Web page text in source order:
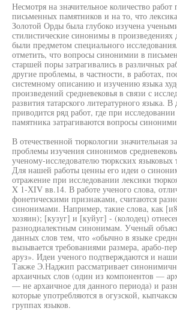
Несмотря на значительное количество
письменных памятников и на то, что
Золотой Орды была глубоко изучена
стилистические синонимы в произведениях
были предметом специального
отметить, что вопросы синонимии в
старшей поры затрагивались в различных
другие проблемы, в частности, в работах,
системному описанию и изучению языка
произведений средневековья в связи с
развития татарского литературного языка. В
приводится ряд работ, где при
памятника затрагиваются вопросы
В отечественной тюркологии значительная
проблемы изучения синонимов
ученому-исследователю тюркских
Для нашей работы ценны его идеи о
отражение при исследовании лексики
X 1-ХIV вв.14. В работе ученого слова,
фонетическими признаками, считаются
синонимами. Например, такие слова, как
хозяин); [кузуг] и [куйуг] - (колодец)
разнодиалектным синонимам. Ученый
данных слов тем, что «обычно в языке
вызывается требованиями размера, арабо-
аруз». Идеи ученого подтверждаются и
Также Э.Наджип рассматривает
архаичных слов (один из компонентов —
— не архаичное для данного периода) и
которые употребляются в огузской,
группах языков.